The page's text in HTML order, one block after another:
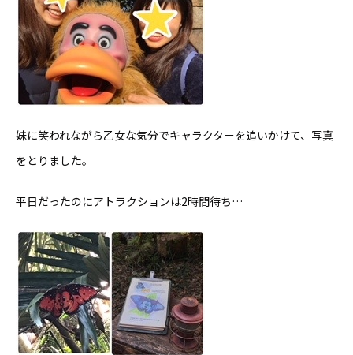
妹に笑われながら乙女な気分でキャラクターを追いかけて、写真
をとりました。
平日だったのにアトラクションは2時間待ち…